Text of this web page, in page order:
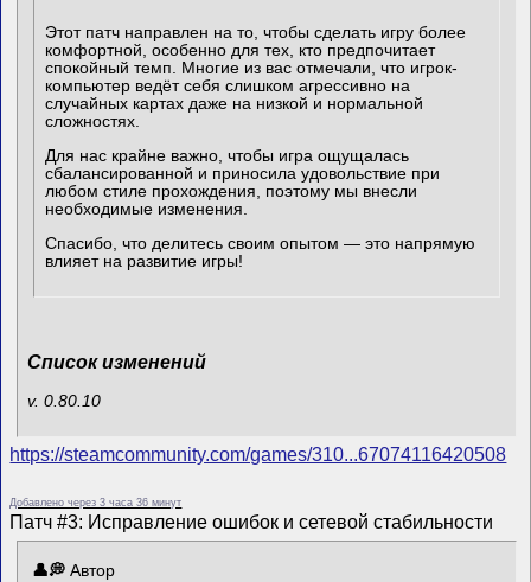
Этот патч направлен на то, чтобы сделать игру более
комфортной, особенно для тех, кто предпочитает
спокойный темп. Многие из вас отмечали, что игрок-
компьютер ведёт себя слишком агрессивно на
случайных картах даже на низкой и нормальной
сложностях.
Для нас крайне важно, чтобы игра ощущалась
сбалансированной и приносила удовольствие при
любом стиле прохождения, поэтому мы внесли
необходимые изменения.
Спасибо, что делитесь своим опытом — это напрямую
влияет на развитие игры!
Список изменений
v. 0.80.10
https://steamcommunity.com/games/310...67074116420508
Добавлено через 3 часа 36 минут
Патч #3: Исправление ошибок и сетевой стабильности
Автор